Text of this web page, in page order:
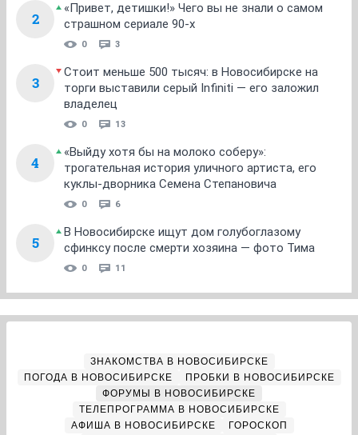
2
«Привет, детишки!» Чего вы не знали о самом
страшном сериале 90-х
0 3
3
Стоит меньше 500 тысяч: в Новосибирске на
торги выставили серый Infiniti — его заложил
владелец
0 13
4
«Выйду хотя бы на молоко соберу»:
трогательная история уличного артиста, его
куклы-дворника Семена Степановича
0 6
5
В Новосибирске ищут дом голубоглазому
сфинксу после смерти хозяина — фото Тима
0 11
ЗНАКОМСТВА В НОВОСИБИРСКЕ
ПОГОДА В НОВОСИБИРСКЕ
ПРОБКИ В НОВОСИБИРСКЕ
ФОРУМЫ В НОВОСИБИРСКЕ
ТЕЛЕПРОГРАММА В НОВОСИБИРСКЕ
АФИША В НОВОСИБИРСКЕ
ГОРОСКОП